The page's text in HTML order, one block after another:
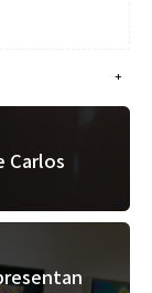
+
Carlos